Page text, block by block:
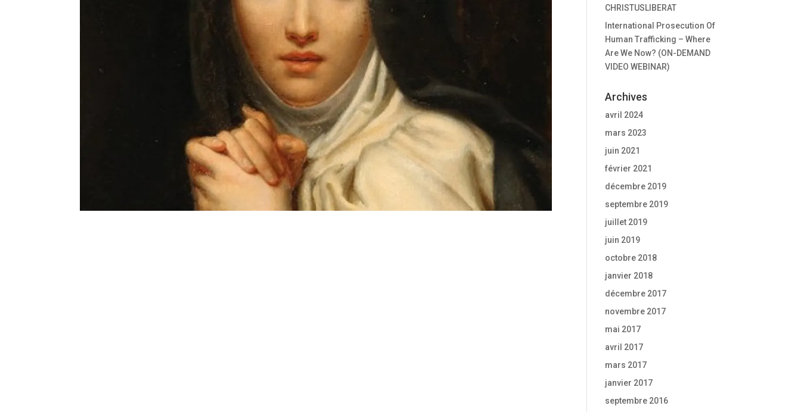
CHRISTUSLIBERAT
International Prosecution Of
Human Trafficking – Where
Are We Now? (ON-DEMAND
VIDEO WEBINAR)
Archives
avril 2024
mars 2023
juin 2021
février 2021
décembre 2019
septembre 2019
juillet 2019
juin 2019
octobre 2018
janvier 2018
décembre 2017
novembre 2017
mai 2017
avril 2017
mars 2017
janvier 2017
septembre 2016